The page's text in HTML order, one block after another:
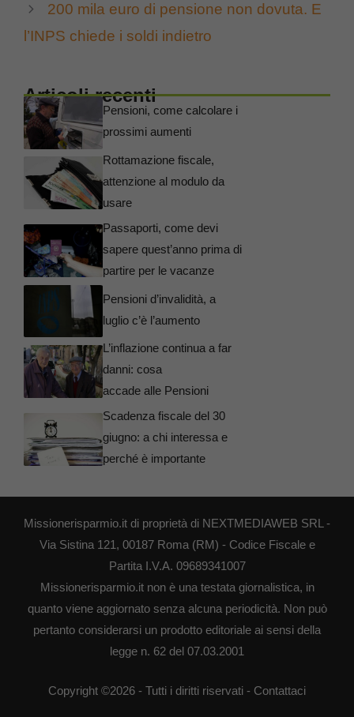
200 mila euro di pensione non dovuta. E
l’INPS chiede i soldi indietro
Articoli recenti
Pensioni, come calcolare i
prossimi aumenti
Rottamazione fiscale,
attenzione al modulo da
usare
Passaporti, come devi
sapere quest’anno prima di
partire per le vacanze
Pensioni d’invalidità, a
luglio c’è l’aumento
L’inflazione continua a far
danni: cosa
accade alle Pensioni
Scadenza fiscale del 30
giugno: a chi interessa e
perché è importante
Missionerisparmio.it di proprietà di NEXTMEDIAWEB SRL -
Via Sistina 121, 00187 Roma (RM) - Codice Fiscale e
Partita I.V.A. 09689341007
Missionerisparmio.it non è una testata giornalistica, in
quanto viene aggiornato senza alcuna periodicità. Non può
pertanto considerarsi un prodotto editoriale ai sensi della
legge n. 62 del 07.03.2001
Copyright ©2026 - Tutti i diritti riservati - Contattaci